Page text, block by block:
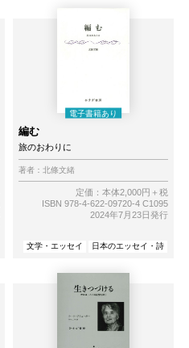
編む
旅のおわりに
著者： 北條文緒
定価：本体2,000円＋税
ISBN 978-4-622-09720-4 C1095
2024年7月23日発行
文学・エッセイ 日本のエッセイ・詩